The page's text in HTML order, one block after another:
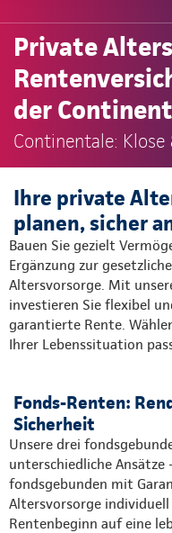
Private
der
Continentale:
Ihre private
planen, sicher
Bauen Sie gezielt
Ergänzung zur
Altersvorsorge. Mit
investieren Sie flexibel
garantierte Rente.
Ihrer Lebenssituation
Fonds-Renten:
Sicherheit
Unsere drei
unterschiedliche
fondsgebunden mit
Altersvorsorge
Rentenbeginn auf eine